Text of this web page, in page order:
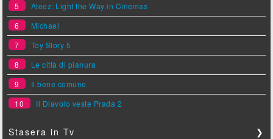
5
Ateez: Light the Way in Cinemas
6
Michael
7
Toy Story 5
8
Le città di pianura
9
Il bene comune
10
Il Diavolo veste Prada 2
Stasera in Tv ❯